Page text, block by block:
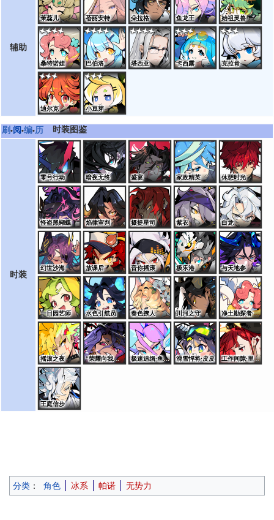
辅助
茉蕊儿 蓓丽安特 朵拉格 鱼龙王 始祖灵兽
桑特诺娃 巴伯洛 塔西亚 卡西露 克拉肯
迪尔克 小豆芽
刷•阅•编•历 时装图鉴
时装
零号行动 暗夜无终 盛宴 家政精英 休憩时光
怪盗黑蝴蝶 焰律审判 摄提星司 紫衣 白龙
幻世沙海 放课后 音你摇滚 极乐港 与天地参
一日园艺师 水色引航员 春色撩人 川河之守 净土勘探者·桑特诺娃
摇滚之夜 “荣耀向我俯首”·艾夏拉 极速追缉·鱼龙王 滑雪悍将·皮皮 工作间隙·里奥斯
王庭信步
分类 ： 角色 冰系 帕诺 无势力